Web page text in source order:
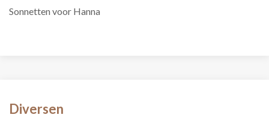
Sonnetten voor Hanna
Diversen